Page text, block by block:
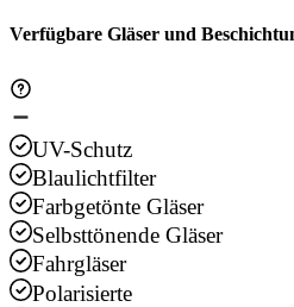
Verfügbare Gläser und
UV-Schutz
Blaulichtfilter
Farbgetönte Gläser
Selbsttönende Gläser
Fahrgläser
Polarisierte